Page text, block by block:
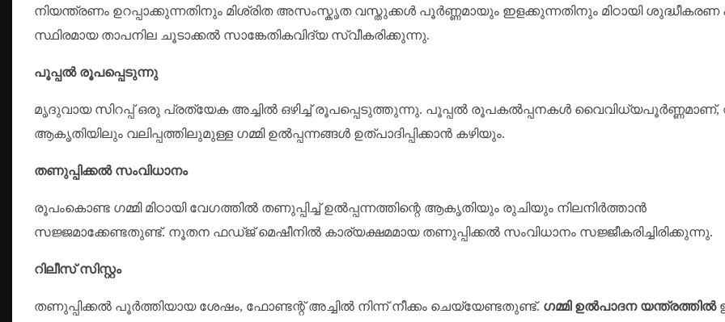
നിയന്ത്രണം ഉറപ്പാക്കുന്നതിനും മിശ്രിത അസംസ്കൃത വസ്തുക്കൾ പൂർണ്ണമായും ഇളക്കുന്നതിനും മിഠായി ശുദ്ധീകരണ
സ്ഥിരമായ താപനില ചൂടാക്കൽ സാങ്കേതികവിദ്യ സ്വീകരിക്കുന്നു.
പൂപ്പൽ രൂപപ്പെടുന്നു
മൃദുവായ സിറപ്പ് ഒരു പ്രത്യേക അച്ചിൽ ഒഴിച്ച് രൂപപ്പെടുത്തുന്നു. പൂപ്പൽ രൂപകൽപ്പനകൾ വൈവിധ്യപൂർണ്ണമാണ്,
ആകൃതിയിലും വലിപ്പത്തിലുമുള്ള ഗമ്മി ഉൽപ്പന്നങ്ങൾ ഉത്പാദിപ്പിക്കാൻ കഴിയും.
തണുപ്പിക്കൽ സംവിധാനം
രൂപംകൊണ്ട ഗമ്മി മിഠായി വേഗത്തിൽ തണുപ്പിച്ച് ഉൽപ്പന്നത്തിന്റെ ആകൃതിയും രുചിയും നിലനിർത്താൻ
സജ്ജമാക്കേണ്ടതുണ്ട്. നൂതന ഫഡ്ജ് മെഷീനിൽ കാര്യക്ഷമമായ തണുപ്പിക്കൽ സംവിധാനം സജ്ജീകരിച്ചിരിക്കുന്നു.
റിലീസ് സിസ്റ്റം
തണുപ്പിക്കൽ പൂർത്തിയായ ശേഷം, ഫോണ്ടന്റ് അച്ചിൽ നിന്ന് നീക്കം ചെയ്യേണ്ടതുണ്ട്. ഗമ്മി ഉൽ‌പാദന യന്ത്രത്തിൽ